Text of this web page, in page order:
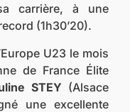
carrière, à une
(1h30’20).
U23 le mois
de France Élite
STEY (Alsace
une excellente